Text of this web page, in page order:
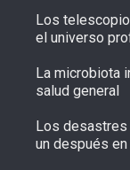
Los
el universo
La microbiota
salud general
Los desastres
un después